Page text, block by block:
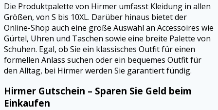
Die Produktpalette von Hirmer umfasst Kleidung in allen
Größen, von S bis 10XL. Darüber hinaus bietet der
Online-Shop auch eine große Auswahl an Accessoires wie
Gürtel, Uhren und Taschen sowie eine breite Palette von
Schuhen. Egal, ob Sie ein klassisches Outfit für einen
formellen Anlass suchen oder ein bequemes Outfit für
den Alltag, bei Hirmer werden Sie garantiert fündig.
Hirmer Gutschein – Sparen Sie Geld beim
Einkaufen